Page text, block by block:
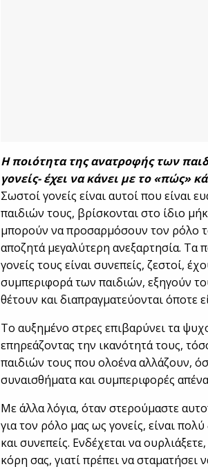
Η ποιότητα της ανατροφής των
γονείς- έχει να κάνει με το «πώς»
Σωστοί γονείς είναι αυτοί που είναι
παιδιών τους, βρίσκονται στο ίδιο
μπορούν να προσαρμόσουν τον ρόλο
αποζητά μεγαλύτερη ανεξαρτησία. Τα
γονείς τους είναι συνεπείς, ζεστοί,
συμπεριφορά των παιδιών, εξηγούν
θέτουν και διαπραγματεύονται όποτε
Το αυξημένο στρες επιβαρύνει τα
επηρεάζοντας την ικανότητά τους,
παιδιών τους που ολοένα αλλάζουν,
συναισθήματα και συμπεριφορές
Με άλλα λόγια, όταν στερούμαστε
για τον ρόλο μας ως γονείς, είναι
και συνεπείς. Ενδέχεται να
κόρη σας, γιατί πρέπει να σταματήσει